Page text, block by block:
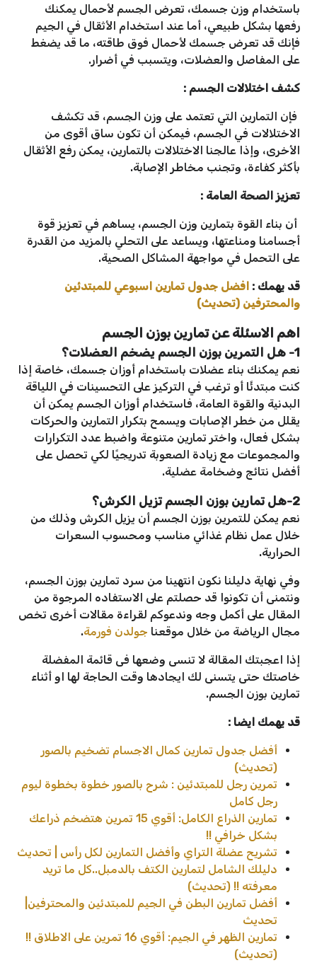
باستخدام وزن جسمك، تعرض الجسم لأحمال يمكنك
رفعها بشكل طبيعي، أما عند استخدام الأثقال في الجيم
فإنك قد تعرض جسمك لأحمال فوق طاقته، ما قد يضغط
على المفاصل والعضلات، ويتسبب في أضرار.
كشف اختلالات الجسم :
فإن التمارين التي تعتمد على وزن الجسم، قد تكشف
الاختلالات في الجسم، فيمكن أن تكون ساق أقوى من
الأخرى، وإذا عالجنا الاختلالات بالتمارين، يمكن رفع الأثقال
بأكثر كفاءة، وتجنب مخاطر الإصابة.
تعزيز الصحة العامة :
أن بناء القوة بتمارين وزن الجسم، يساهم في تعزيز قوة
أجسامنا ومناعتها، ويساعد على التحلي بالمزيد من القدرة
على التحمل في مواجهة المشاكل الصحية.
قد يهمك : افضل جدول تمارين اسبوعي للمبتدئين
والمحترفين (تحديث)
اهم الاسئلة عن تمارين بوزن الجسم
1- هل التمرين بوزن الجسم يضخم العضلات؟
نعم يمكنك بناء عضلات باستخدام أوزان جسمك، خاصة إذا
كنت مبتدئًا أو ترغب في التركيز على التحسينات في اللياقة
البدنية والقوة العامة، فاستخدام أوزان الجسم يمكن أن
يقلل من خطر الإصابات ويسمح بتكرار التمارين والحركات
بشكل فعال، واختر تمارين متنوعة واضبط عدد التكرارات
والمجموعات مع زيادة الصعوبة تدريجيًا لكي تحصل على
أفضل نتائج وضخامة عضلية.
2-هل تمارين بوزن الجسم تزيل الكرش؟
نعم يمكن للتمرين بوزن الجسم أن يزيل الكرش وذلك من
خلال عمل نظام غذائي مناسب ومحسوب السعرات
الحرارية.
وفي نهاية دليلنا نكون انتهينا من سرد تمارين بوزن الجسم،
ونتمنى أن تكونوا قد حصلتم على الاستفاده المرجوة من
المقال على أكمل وجه وندعوكم لقراءة مقالات أخرى تخص
مجال الرياضة من خلال موقعنا جولدن فورمة.
إذا اعجبتك المقالة لا تنسى وضعها فى قائمة المفضلة
خاصتك حتى يتسنى لك ايجادها وقت الحاجة لها او أثناء
تمارين بوزن الجسم.
قد يهمك ايضا :
أفضل جدول تمارين كمال الاجسام تضخيم بالصور
(تحديث)
تمرين رجل للمبتدئين : شرح بالصور خطوة بخطوة ليوم
رجل كامل
تمارين الذراع الكامل: أقوي 15 تمرين هتضخم ذراعك
بشكل خرافي !!
تشريح عضلة التراي وأفضل التمارين لكل رأس | تحديث
دليلك الشامل لتمارين الكتف بالدمبل..كل ما تريد
معرفته !! (تحديث)
أفضل تمارين البطن في الجيم للمبتدئين والمحترفين|
تحديث
تمارين الظهر في الجيم: أقوي 16 تمرين على الاطلاق !!
(تحديث)